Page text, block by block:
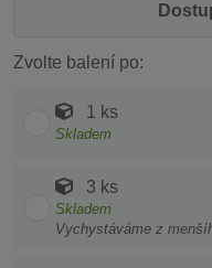
Zvolte balení po:
1 ks
Skladem
3 ks
Skladem
Vychystáváme z